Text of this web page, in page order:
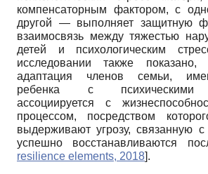
компенсаторным фактором, с
другой — выполняет защитную
взаимосвязь между тяжестью
детей и психологическим
исследовании также показано,
адаптация членов семьи,
ребенка с психическими
ассоциируется с
процессом, посредством
выдерживают угрозу, связанную
успешно восстанавливаются
resilience elements, 2018].